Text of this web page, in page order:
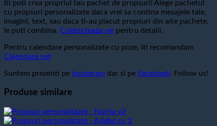
Iti poti crea propriul tau pachet de propsuri! Alege pachetul
cu propsuri personalizate daca vrei sa contina mesajele tale,
imagini, text, sau daca ti-au placut propsuri din alte pachete,
le poti combina. Contacteaza-ne pentru detalii.
Pentru calendare personalizate cu poze, iti recomandam
Calendare.net
Suntem prezenti pe Instagram dar si pe Facebook. Follow us!
Produse similare